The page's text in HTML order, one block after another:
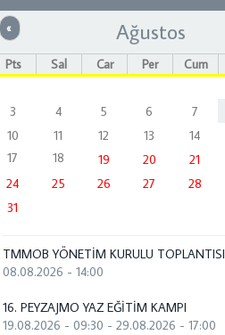
« Önceki Ağustos
Pts Sal Çar Per Cum
3
4 5 6 7
10
11 12 13 14
17
18 19 20 21
24
25 26 27 28
31
TMMOB YÖNETİM KURULU TOPLANTISI
08.08.2026 - 14:00
16. PEYZAJMO YAZ EĞİTİM KAMPI
19.08.2026 - 09:30 -29.08.2026 - 17:00